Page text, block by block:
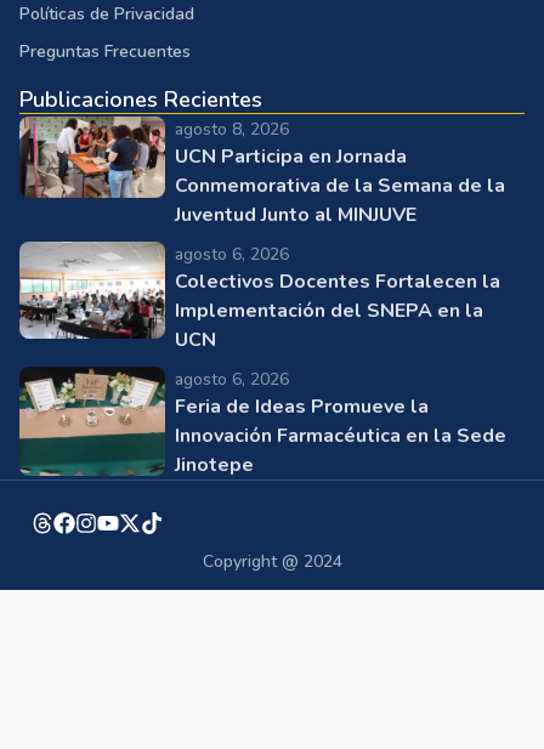
Políticas de Privacidad
Preguntas Frecuentes
Publicaciones Recientes
agosto 8, 2026
UCN Participa en Jornada
Conmemorativa de la Semana de la
Juventud Junto al MINJUVE
agosto 6, 2026
Colectivos Docentes Fortalecen la
Implementación del SNEPA en la
UCN
agosto 6, 2026
Feria de Ideas Promueve la
Innovación Farmacéutica en la Sede
Jinotepe
Copyright @ 2024